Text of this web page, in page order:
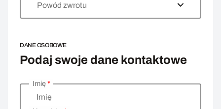
Powód zwrotu
DANE OSOBOWE
Podaj swoje dane kontaktowe
Wprowadź swoje dane osobowe
Imię
Imię*